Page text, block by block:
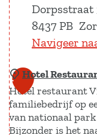
Dorpsstraat
8437 PB
Navigeer
1
Hotel
Hotel restaurant
familiebedrijf op
van nationaal
Bijzonder is het